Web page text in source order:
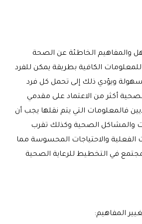
والمفاهيم الخاطئة عن الصحة
الكافية بطريقة يمكن للفرد
ويؤدي ذلك إلى تحمل كل فرد
أكثر من الاعتماد على مقدمي
فالمعلومات التي يتم نقلها يجب أن
والمشاكل الصحية وكذلك تقرب
الفعلية والاحتياجات المحسوسة مما
في التخطيط للرعاية الصحية